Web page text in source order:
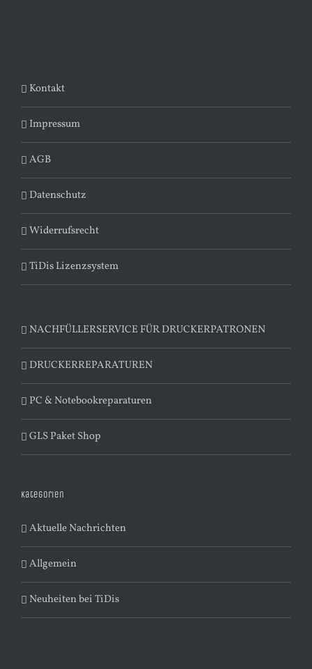
Kontakt
Impressum
AGB
Datenschutz
Widerrufsrecht
TiDis Lizenzsystem
NACHFÜLLERSERVICE FÜR DRUCKERPATRONEN
DRUCKERREPARATUREN
PC & Notebookreparaturen
GLS Paket Shop
Kategorien
Aktuelle Nachrichten
Allgemein
Neuheiten bei TiDis